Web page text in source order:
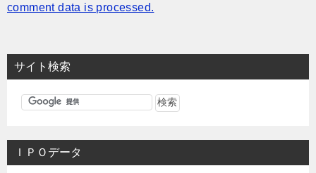
comment data is processed.
サイト検索
ＩＰＯデータ